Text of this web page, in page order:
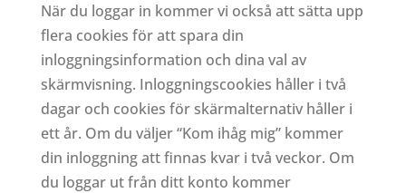
När du loggar in kommer vi också att sätta upp
flera cookies för att spara din
inloggningsinformation och dina val av
skärmvisning. Inloggningscookies håller i två
dagar och cookies för skärmalternativ håller i
ett år. Om du väljer “Kom ihåg mig” kommer
din inloggning att finnas kvar i två veckor. Om
du loggar ut från ditt konto kommer